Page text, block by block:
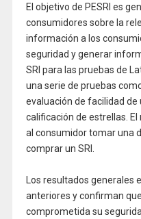
El objetivo de PESRI es
consumidores sobre la
información a los
seguridad y generar
SRI para las pruebas de
una serie de pruebas
evaluación de facilidad de
calificación de estrellas.
al consumidor tomar una
comprar un SRI.
Los resultados generales
anteriores y confirman
comprometida su